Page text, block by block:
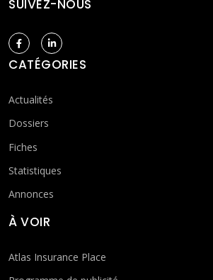
SUIVEZ-NOUS
CATÉGORIES
Actualités
Dossiers
Fiches
Statistiques
Annonces
À VOIR
Atlas Insurance Place